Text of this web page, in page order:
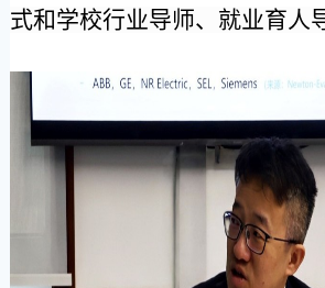
式和学校行业导师、就业育人